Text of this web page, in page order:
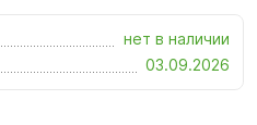
нет в наличии
03.09.2026